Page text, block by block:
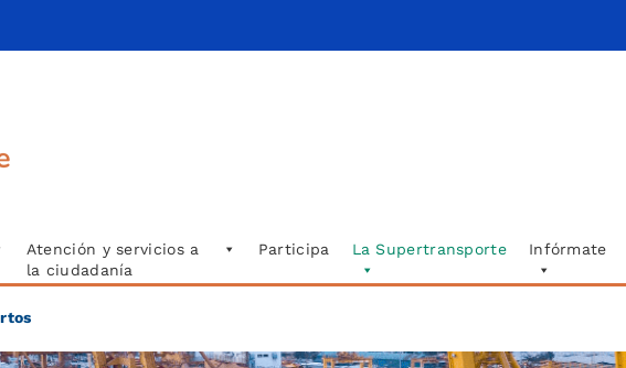
Atención y servicios a
la ciudadanía
Participa La Supertransporte Infórmate